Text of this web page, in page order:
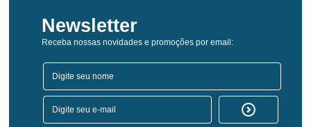
Newsletter
Receba nossas novidades e promoções por email: